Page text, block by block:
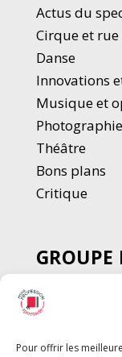
Pour offrir les
Actus du
Cirque et rue
Danse
Innovations
Musique et
Photographie
Théâtre
Bons plans
Critique
GROUPE
Chèque